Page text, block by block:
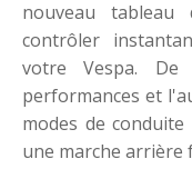
nouveau
contrôler
votre Vespa.
performances et
modes de conduite
une marche arrière